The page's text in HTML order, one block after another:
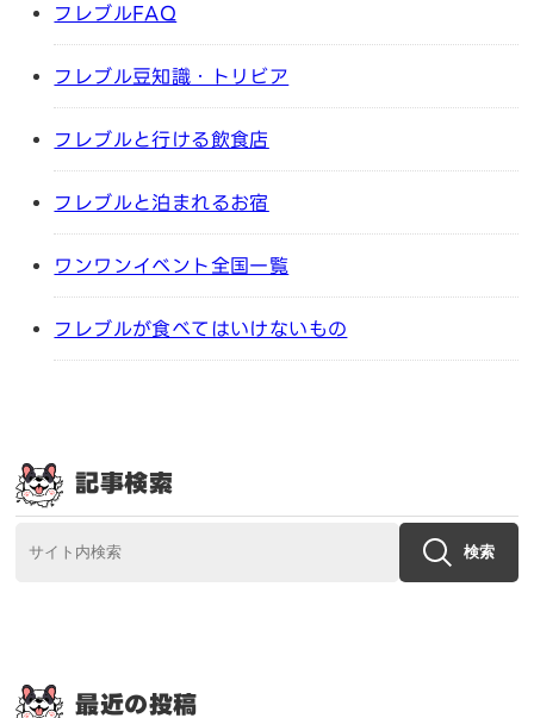
フレブルFAQ
フレブル豆知識・トリビア
フレブルと行ける飲食店
フレブルと泊まれるお宿
ワンワンイベント全国一覧
フレブルが食べてはいけないもの
記事検索
検索
最近の投稿